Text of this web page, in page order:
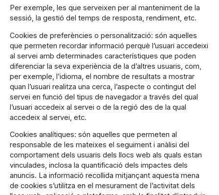
Per exemple, les que serveixen per al manteniment de la
sessió, la gestió del temps de resposta, rendiment, etc.
Cookies de preferències o personalització: són aquelles
que permeten recordar informació perquè l’usuari accedeixi
al servei amb determinades característiques que poden
diferenciar la seva experiència de la d’altres usuaris, com,
per exemple, l’idioma, el nombre de resultats a mostrar
quan l’usuari realitza una cerca, l’aspecte o contingut del
servei en funció del tipus de navegador a través del qual
l’usuari accedeix al servei o de la regió des de la qual
accedeix al servei, etc.
Cookies analítiques: són aquelles que permeten al
responsable de les mateixes el seguiment i anàlisi del
comportament dels usuaris dels llocs web als quals estan
vinculades, inclosa la quantificació dels impactes dels
anuncis. La informació recollida mitjançant aquesta mena
de cookies s’utilitza en el mesurament de l’activitat dels